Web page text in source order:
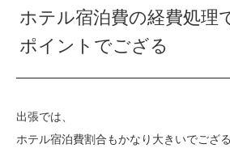
ホテル宿泊費の経費処理
ポイントでござる
出張では、
ホテル宿泊費割合もかなり大きいでござる